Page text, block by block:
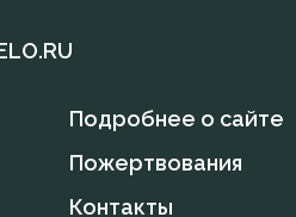
Подробнее о сайте
Пожертвования
Контакты